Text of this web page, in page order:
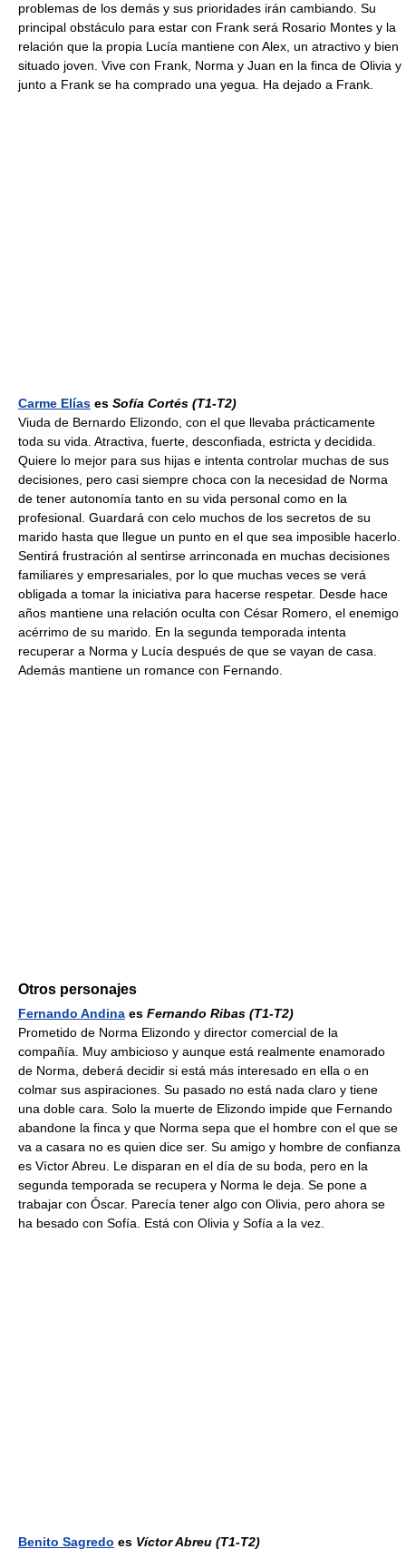
problemas de los demás y sus prioridades irán cambiando. Su
principal obstáculo para estar con Frank será Rosario Montes y la
relación que la propia Lucía mantiene con Alex, un atractivo y bien
situado joven. Vive con Frank, Norma y Juan en la finca de Olivia y
junto a Frank se ha comprado una yegua. Ha dejado a Frank.
Carme Elías es Sofía Cortés (T1-T2)
Viuda de Bernardo Elizondo, con el que llevaba prácticamente
toda su vida. Atractiva, fuerte, desconfiada, estricta y decidida.
Quiere lo mejor para sus hijas e intenta controlar muchas de sus
decisiones, pero casi siempre choca con la necesidad de Norma
de tener autonomía tanto en su vida personal como en la
profesional. Guardará con celo muchos de los secretos de su
marido hasta que llegue un punto en el que sea imposible hacerlo.
Sentirá frustración al sentirse arrinconada en muchas decisiones
familiares y empresariales, por lo que muchas veces se verá
obligada a tomar la iniciativa para hacerse respetar. Desde hace
años mantiene una relación oculta con César Romero, el enemigo
acérrimo de su marido. En la segunda temporada intenta
recuperar a Norma y Lucía después de que se vayan de casa.
Además mantiene un romance con Fernando.
Otros personajes
Fernando Andina es Fernando Ribas (T1-T2)
Prometido de Norma Elizondo y director comercial de la
compañía. Muy ambicioso y aunque está realmente enamorado
de Norma, deberá decidir si está más interesado en ella o en
colmar sus aspiraciones. Su pasado no está nada claro y tiene
una doble cara. Solo la muerte de Elizondo impide que Fernando
abandone la finca y que Norma sepa que el hombre con el que se
va a casara no es quien dice ser. Su amigo y hombre de confianza
es Víctor Abreu. Le disparan en el día de su boda, pero en la
segunda temporada se recupera y Norma le deja. Se pone a
trabajar con Óscar. Parecía tener algo con Olivia, pero ahora se
ha besado con Sofía. Está con Olivia y Sofía a la vez.
Benito Sagredo es Víctor Abreu (T1-T2)